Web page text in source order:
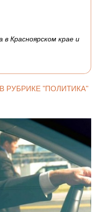
в Красноярском крае и
РУБРИКЕ "ПОЛИТИКА"